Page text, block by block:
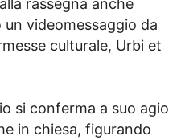
videomessaggio da
culturale, Urbi et
si conferma a suo agio
in chiesa, figurando